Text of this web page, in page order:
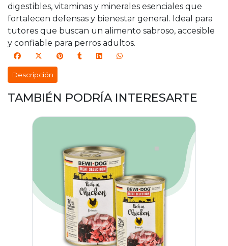
digestibles, vitaminas y minerales esenciales que
fortalecen defensas y bienestar general. Ideal para
tutores que buscan un alimento sabroso, accesible
y confiable para perros adultos.
Descripción
TAMBIÉN PODRÍA INTERESARTE